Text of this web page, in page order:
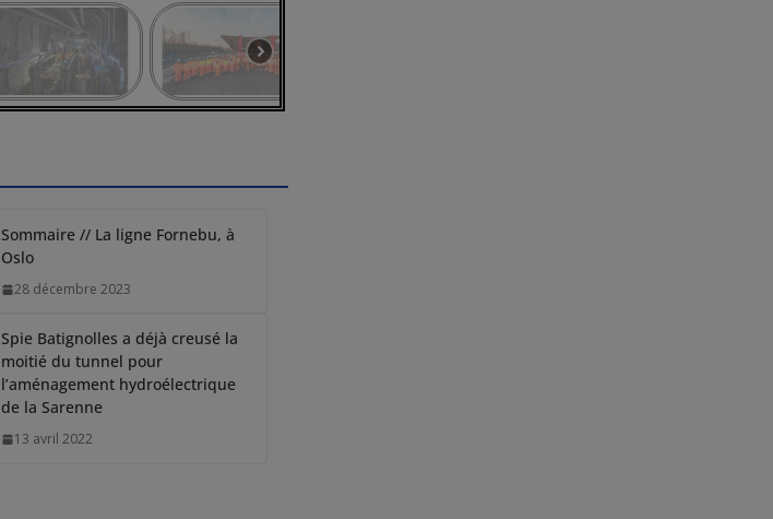
Sommaire // La ligne Fornebu, à
Oslo
28 décembre 2023
Spie Batignolles a déjà creusé la
moitié du tunnel pour
l’aménagement hydroélectrique
de la Sarenne
13 avril 2022